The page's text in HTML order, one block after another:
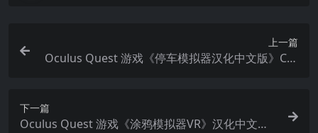
上一篇
Oculus Quest 游戏《停车模拟器汉化中文版》Car
下一篇
Oculus Quest 游戏《涂鸦模拟器VR》汉化中文版